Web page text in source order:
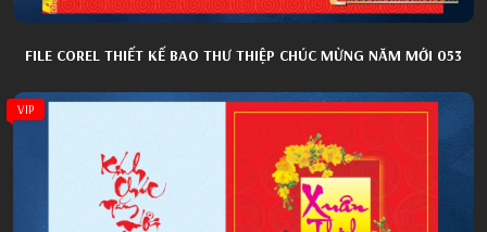
FILE COREL THIẾT KẾ BAO THƯ THIỆP CHÚC MỪNG NĂM MỚI 053
VIP